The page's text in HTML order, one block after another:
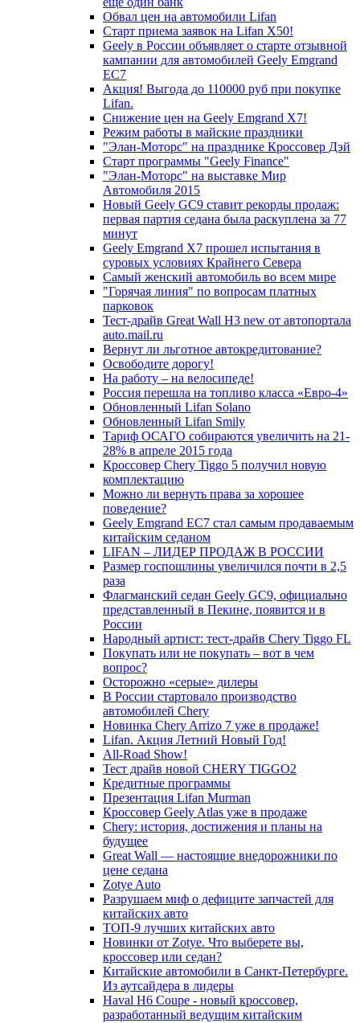
Обвал цен на автомобили Lifan
Старт приема заявок на Lifan X50!
Geely в России объявляет о старте отзывной
кампании для автомобилей Geely Emgrand
EC7
Акция! Выгода до 110000 руб при покупке
Lifan.
Снижение цен на Geely Emgrand X7!
Режим работы в майские праздники
"Элан-Моторс" на празднике Кроссовер Дэй
Старт программы "Geely Finance"
"Элан-Моторс" на выставке Мир
Автомобиля 2015
Новый Geely GC9 ставит рекорды продаж:
первая партия седана была раскуплена за 77
минут
Geely Emgrand X7 прошел испытания в
суровых условиях Крайнего Севера
Самый женский автомобиль во всем мире
"Горячая линия" по вопросам платных
парковок
Тест-драйв Great Wall H3 new от автопортала
auto.mail.ru
Вернут ли льготное автокредитование?
Освободите дорогу!
На работу – на велосипеде!
Россия перешла на топливо класса «Евро-4»
Обновленный Lifan Solano
Обновленный Lifan Smily
Тариф ОСАГО собираются увеличить на 21-
28% в апреле 2015 года
Кроссовер Chery Tiggo 5 получил новую
комплектацию
Можно ли вернуть права за хорошее
поведение?
Geely Emgrand EC7 стал самым продаваемым
китайским седаном
LIFAN – ЛИДЕР ПРОДАЖ В РОССИИ
Размер госпошлины увеличился почти в 2,5
раза
Флагманский седан Geely GC9, официально
представленный в Пекине, появится и в
России
Народный артист: тест-драйв Chery Tiggo FL
Покупать или не покупать – вот в чем
вопрос?
Осторожно «серые» дилеры
В России стартовало производство
автомобилей Chery
Новинка Chery Arrizo 7 уже в продаже!
Lifan. Акция Летний Новый Год!
All-Road Show!
Тест драйв новой CHERY TIGGO2
Кредитные программы
Презентация Lifan Murman
Кроссовер Geely Atlas уже в продаже
Chery: история, достижения и планы на
будущее
Great Wall — настоящие внедорожники по
цене седана
Zotye Auto
Разрушаем миф о дефиците запчастей для
китайских авто
ТОП-9 лучших китайских авто
Новинки от Zotye. Что выберете вы,
кроссовер или седан?
Китайские автомобили в Санкт-Петербурге.
Из аутсайдера в лидеры
Haval H6 Coupe - новый кроссовер,
разработанный ведущим китайским